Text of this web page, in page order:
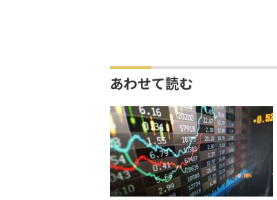
あわせて読む